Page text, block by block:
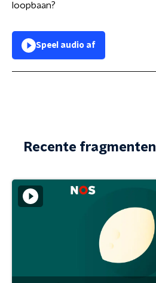
loopbaan?
Speel audio af
Recente fragmenten